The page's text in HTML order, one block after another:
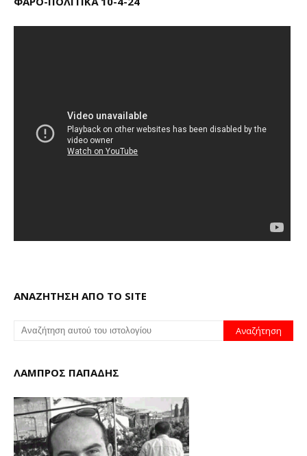
ΑΝΑΖΗΤΗΣΗ ΑΠΟ ΤΟ SITE
ΛΑΜΠΡΟΣ ΠΑΠΑΔΗΣ